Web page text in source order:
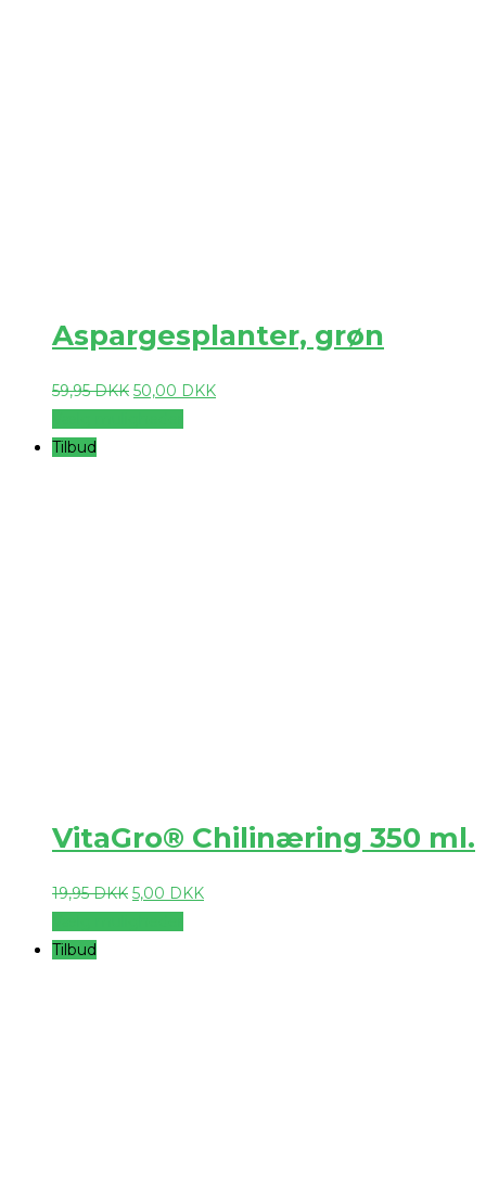
Aspargesplanter, grøn
59,95DKK 50,00 DKK
Tilbud
VitaGro® Chilinæring 350 ml.
19,95DKK 5,00 DKK
Tilbud